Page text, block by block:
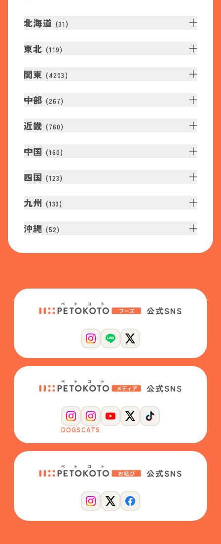
北海道 (31 )
東北 (119)
関東 (4203 )
中部 (267)
近畿 (760)
中国 (160)
四国 (123)
九州 (133)
沖縄 (52)
DOGSCATS